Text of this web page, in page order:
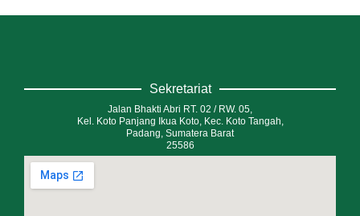
Sekretariat
Jalan Bhakti Abri RT. 02 / RW. 05,
Kel. Koto Panjang Ikua Koto, Kec. Koto Tangah,
Padang, Sumatera Barat
25586